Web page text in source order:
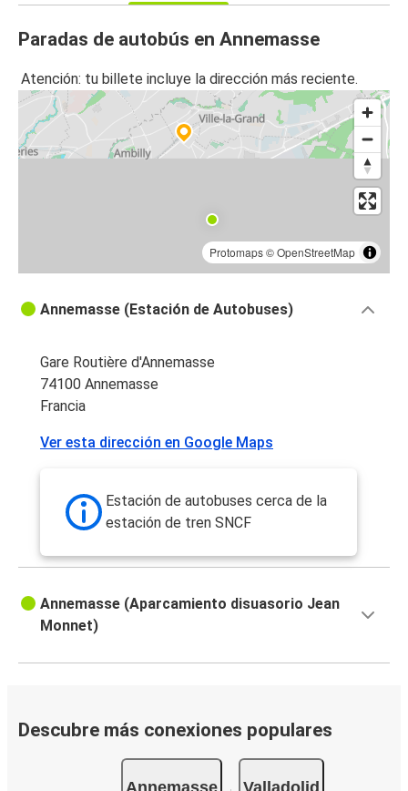
Paradas de autobús en Annemasse
Atención: tu billete incluye la dirección más reciente.
Protomaps©OpenStreetMap
Annemasse (Estación de Autobuses)
Gare Routière d'Annemasse
74100 Annemasse
Francia
Ver esta dirección en Google Maps
Estación de autobuses cerca de la
estación de tren SNCF
Annemasse (Aparcamiento disuasorio Jean
Monnet)
Descubre más conexiones populares
Annemasse Valladolid